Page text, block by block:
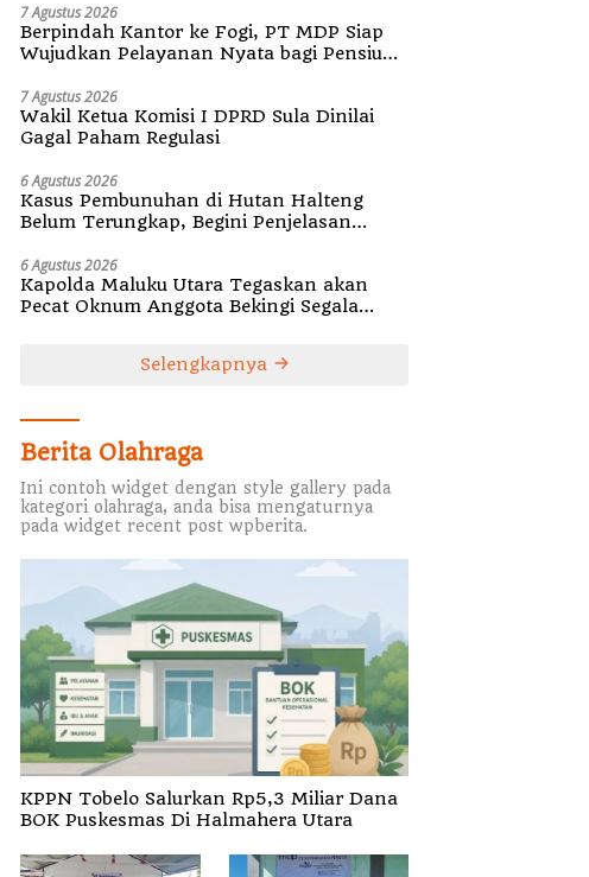
7 Agustus 2026
Berpindah Kantor ke Fogi, PT MDP Siap
Wujudkan Pelayanan Nyata bagi Pensiun
7 Agustus 2026
Wakil Ketua Komisi I DPRD Sula Dinilai
Gagal Paham Regulasi
6 Agustus 2026
Kasus Pembunuhan di Hutan Halteng
Belum Terungkap, Begini Penjelasan
6 Agustus 2026
Kapolda Maluku Utara Tegaskan akan
Pecat Oknum Anggota Bekingi Segala
Selengkapnya
Berita Olahraga
Ini contoh widget dengan style gallery pada
kategori olahraga, anda bisa mengaturnya
pada widget recent post wpberita.
KPPN Tobelo Salurkan Rp5,3 Miliar Dana
BOK Puskesmas Di Halmahera Utara